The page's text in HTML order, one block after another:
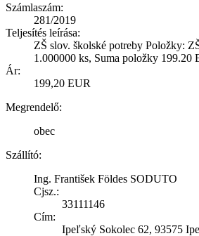
Számlaszám:
281/2019
Teljesítés leírása:
ZŠ slov. školské potreby Položky:
1.000000 ks, Suma položky 199.20
Ár:
199,20 EUR
Megrendelő:
obec
Szállító:
Ing. František Földes SODUTO
Cjsz.:
33111146
Cím:
Ipeľský Sokolec 62, 93575